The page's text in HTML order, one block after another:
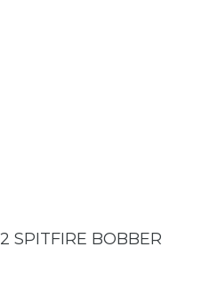
SPITFIRE BOBBER